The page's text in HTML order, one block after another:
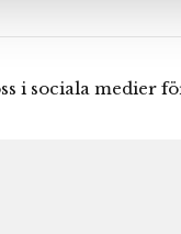
i sociala medier